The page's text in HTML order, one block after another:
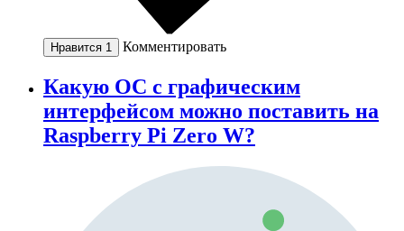
Нравится 1 Комментировать
Какую ОС с графическим
интерфейсом можно поставить на
Raspberry Pi Zero W?